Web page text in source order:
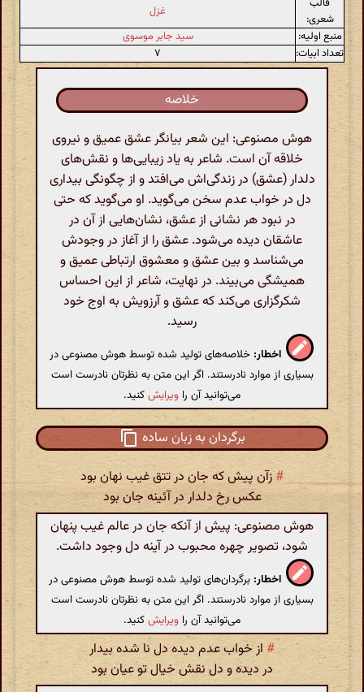
شعری:
غزل
منبع اولیه:
سید جابر موسوی
تعداد ابیات:
۷
خلاصه
هوش مصنوعی: این شعر بیانگر عشق عمیق و نیروی
خلاقه آن است. شاعر به یاد زیبایی‌ها و نقش‌های
دلدار (عشق) در زندگی‌اش می‌افتد و از چگونگی بیداری
دل در خواب عدم سخن می‌گوید. او می‌گوید که حتی
در نبود هر نشانی از عشق، نشان‌هایی از آن در
عاشقان دیده می‌شود. عشق را از آغاز در وجودش
می‌شناسد و بین عشق و معشوق ارتباطی عمیق و
همیشگی می‌بیند. در نهایت، شاعر از این احساس
شکرگزاری می‌کند که عشق و آرزویش به اوج خود
رسید.
اخطار: خلاصه‌های تولید شده توسط هوش مصنوعی در
بسیاری از موارد نادرستند. اگر این متن به نظرتان نادرست است
می‌توانید آن را ویرایشکنید.
برگردان به زبان ساده
# زآن پیش که جان در تتق غیب نهان بود
عکس رخ دلدار در آئینه جان بود
هوش مصنوعی: پیش از آنکه جان در عالم غیب پنهان
شود، تصویر چهره محبوب در آینه دل وجود داشت.
اخطار: برگردان‌های تولید شده توسط هوش مصنوعی در
بسیاری از موارد نادرستند. اگر این متن به نظرتان نادرست است
می‌توانید آن را ویرایشکنید.
# از خواب عدم دیده دل نا شده بیدار
در دیده و دل نقش خیال تو عیان بود